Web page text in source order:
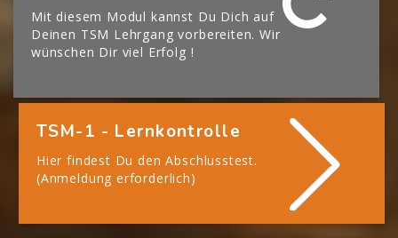
Mit diesem Modul kannst Du Dich auf
Deinen TSM Lehrgang vorbereiten. Wir
wünschen Dir viel Erfolg !
TSM-1 - Lernkontrolle
Hier findest Du den Abschlusstest.
(Anmeldung erforderlich)